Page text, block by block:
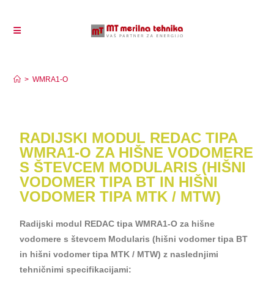
> WMRA1-O
RADIJSKI MODUL REDAC TIPA
WMRA1-O ZA HIŠNE VODOMERE
S ŠTEVCEM MODULARIS (HIŠNI
VODOMER TIPA BT IN HIŠNI
VODOMER TIPA MTK / MTW)
Radijski modul REDAC tipa WMRA1-O za hišne
vodomere s števcem Modularis (hišni vodomer tipa BT
in hišni vodomer tipa MTK / MTW) z naslednjimi
tehničnimi specifikacijami: